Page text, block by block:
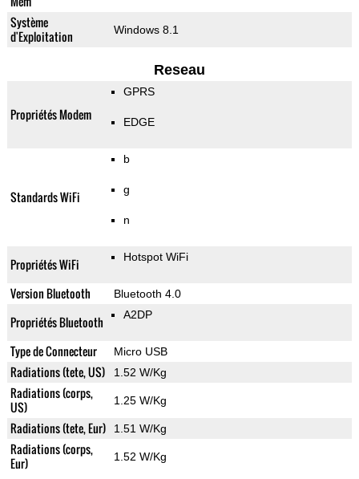
Système
d'Exploitation
Windows 8.1
Reseau
Propriétés Modem
GPRS
EDGE
Standards WiFi
b
g
n
Propriétés WiFi Hotspot WiFi
Version Bluetooth Bluetooth 4.0
Propriétés Bluetooth A2DP
Type de Connecteur Micro USB
Radiations (tete, US) 1.52 W/Kg
Radiations (corps,
US)
1.25 W/Kg
Radiations (tete, Eur) 1.51 W/Kg
Radiations (corps,
Eur)
1.52 W/Kg